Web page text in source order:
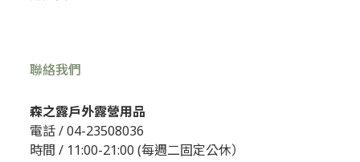
聯絡我們
森之露戶外露營用品
電話 /04-23508036
時間 / 11:00-21:00 (每週二固定公休）